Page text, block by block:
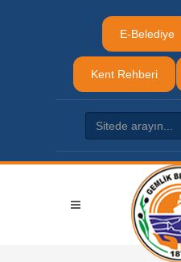
E-Belediye
Kent Rehberi